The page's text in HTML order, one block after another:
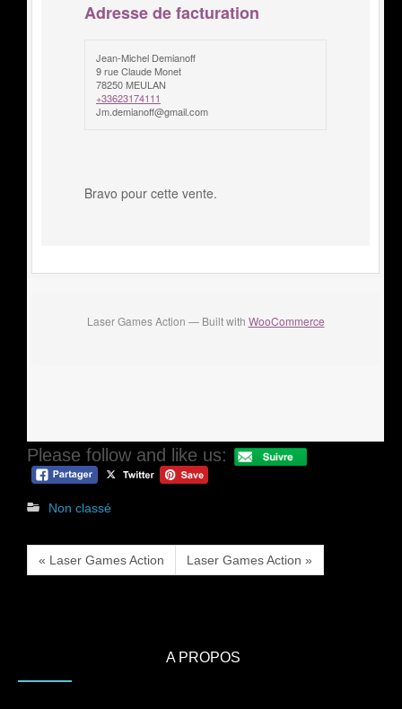
Adresse de facturation
Jean-Michel Demianoff
9 rue Claude Monet
78250 MEULAN
+33623174111
Jm.demianoff@gmail.com
Bravo pour cette vente.
Laser Games Action — Built with WooCommerce
Please follow and like us:
Non classé
« Laser Games Action Laser Games Action »
A PROPOS